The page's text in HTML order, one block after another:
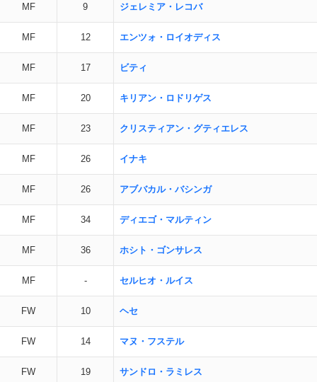
MF 9 ジェレミア・レコバ
MF 12 エンツォ・ロイオディス
MF 17 ビティ
MF 20 キリアン・ロドリゲス
MF 23 クリスティアン・グティエレス
MF 26 イナキ
MF 26 アブバカル・バシンガ
MF 34 ディエゴ・マルティン
MF 36 ホシト・ゴンサレス
MF - セルヒオ・ルイス
FW 10 ヘセ
FW 14 マヌ・フステル
FW 19 サンドロ・ラミレス